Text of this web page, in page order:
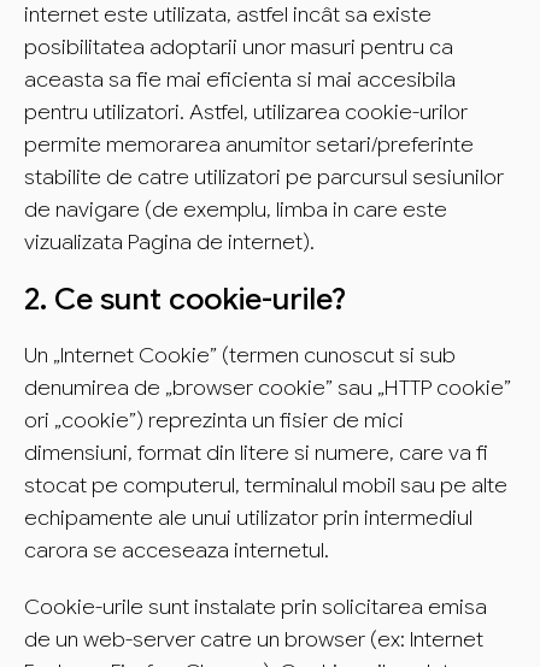
internet este utilizata, astfel incât sa existe
posibilitatea adoptarii unor masuri pentru ca
aceasta sa fie mai eficienta si mai accesibila
pentru utilizatori. Astfel, utilizarea cookie-urilor
permite memorarea anumitor setari/preferinte
stabilite de catre utilizatori pe parcursul sesiunilor
de navigare (de exemplu, limba in care este
vizualizata Pagina de internet).
2. Ce sunt cookie-urile?
Un „Internet Cookie” (termen cunoscut si sub
denumirea de „browser cookie” sau „HTTP cookie”
ori „cookie”) reprezinta un fisier de mici
dimensiuni, format din litere si numere, care va fi
stocat pe computerul, terminalul mobil sau pe alte
echipamente ale unui utilizator prin intermediul
carora se acceseaza internetul.
Cookie-urile sunt instalate prin solicitarea emisa
de un web-server catre un browser (ex: Internet